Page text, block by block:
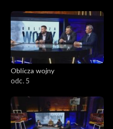
Oblicza wojny
odc. 5